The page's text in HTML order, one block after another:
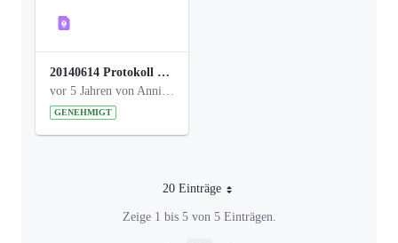
20140614 Protokoll Park Am Gesundheitsamt 00.pdf
GENEHMIGT
20 Einträge
Pro Seite
Zeige 1 bis 5 von 5 Einträgen.